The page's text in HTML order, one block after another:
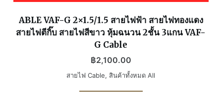
ABLE VAF-G 2×1.5/1.5 สายไฟฟ้า สายไฟทองแดง
สายไฟตีกิ๊บ สายไฟสีขาว หุ้มฉนวน 2ชั้น 3แกน VAF-
G Cable
฿2,100.00
สายไฟ Cable, สินค้าทั้งหมด All